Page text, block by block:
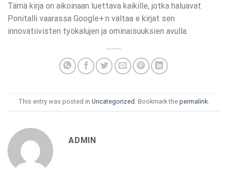
Tämä kirja on aikoinaan luettava kaikille, jotka haluavat
Ponitalli vaarassa Google+:n valtaa e kirjat​ sen
innovatiivisten työkalujen ja ominaisuuksien avulla.
This entry was posted in Uncategorized . Bookmark the permalink.
ADMIN